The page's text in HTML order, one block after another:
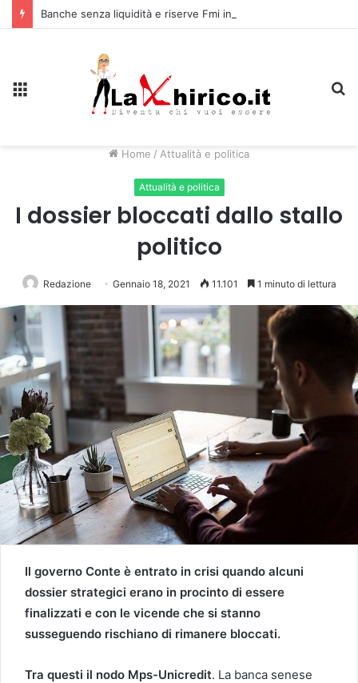
Home / Attualità e politica
Attualità e politica
I dossier bloccati dallo stallo
politico
Redazione Gennaio 18, 2021 11.101 1 minuto di lettura
Il governo Conte è entrato in crisi quando alcuni
dossier strategici erano in procinto di essere
finalizzati e con le vicende che si stanno
susseguendo rischiano di rimanere bloccati.
Tra questi il nodo Mps-Unicredit. La banca senese